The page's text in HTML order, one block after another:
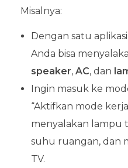
Misalnya:
Dengan satu
Anda bisa
speaker, AC, dan
Ingin masuk ke
“Aktifkan mode
menyalakan lampu
suhu ruangan, dan
TV.